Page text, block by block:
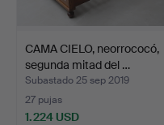
CAMA CIELO, neorrococó,
segunda mitad del …
Subastado 25 sep 2019
27 pujas
1.224 USD